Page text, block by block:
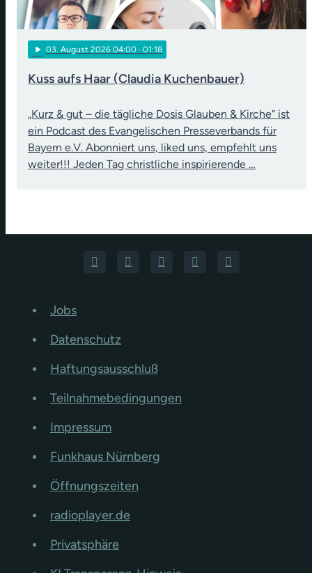
play_arrow 03. August 2026 04:00 · 01:18
Kuss aufs Haar (Claudia Kuchenbauer)
„Kurz & gut – die tägliche Dosis Glauben & Kirche“ ist
ein Podcast des Evangelischen Presseverbands für
Bayern e.V. Abonniert uns, liked uns, empfehlt uns
weiter!!! Jeden Tag christliche inspirierende …
Jobs
Datenschutz
Haftungsausschluß
Teilnahmebedingungen
Impressum
Funkhaus Nürnberg
Öffnungszeiten
radioplayer.de
Privatsphäre